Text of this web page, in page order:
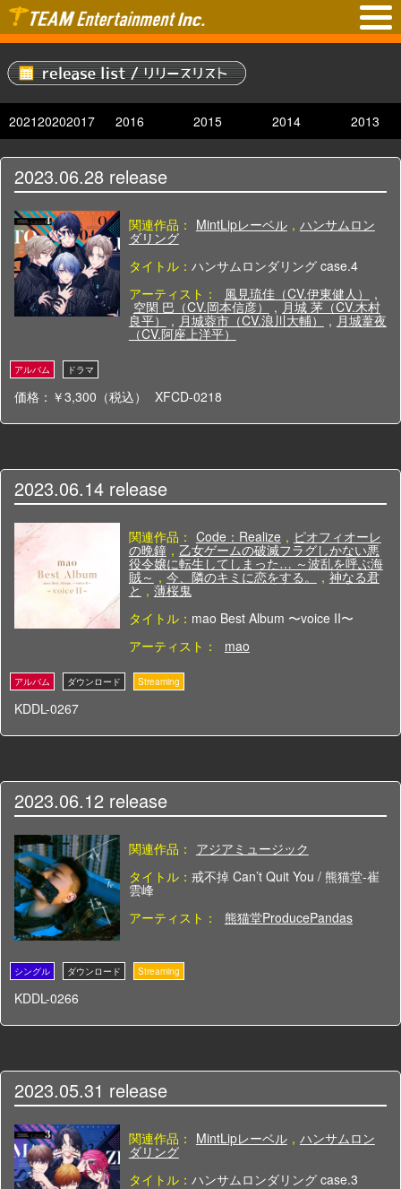
202120202017 2016 2015 2014 2013
2023.06.28 release
関連作品： MintLipレーベル , ハンサムロン
ダリング
タイトル： ハンサムロンダリング case.4
アーティスト：
風見琉佳（CV.伊東健人） ,
空閑 巴（CV.岡本信彦） , 月城 茅（CV.木村
良平） , 月城蓉市（CV.浪川大輔） , 月城葦夜
（CV.阿座上洋平）
価格：￥3,300（税込） XFCD-0218
2023.06.14 release
関連作品： Code：Realize , ピオフィオーレ
の晩鐘 , 乙女ゲームの破滅フラグしかない悪
役令嬢に転生してしまった… ～波乱を呼ぶ海
賊～ , 今、隣のキミに恋をする。 , 神なる君
と , 薄桜鬼
タイトル： mao Best Album 〜voice II〜
アーティスト：
mao
KDDL-0267
2023.06.12 release
関連作品： アジアミュージック
タイトル： 戒不掉 Can’t Quit You / 熊猫堂-崔
雲峰
アーティスト：
熊猫堂ProducePandas
KDDL-0266
2023.05.31 release
関連作品： MintLipレーベル , ハンサムロン
ダリング
タイトル： ハンサムロンダリング case.3